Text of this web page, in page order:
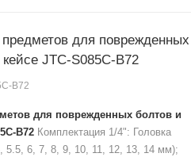
для поврежденных
JTC-S085C-B72
B72
для поврежденных болтов и
B72 Комплектация 1/4": Головка
5.5, 6, 7, 8, 9, 10, 11, 12, 13, 14 мм);